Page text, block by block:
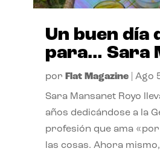
Un buen día
para… Sara
por Flat Magazine| Ago
Sara Mansanet Royo
años dedicándose a la
profesión que ama
las cosas. Ahora